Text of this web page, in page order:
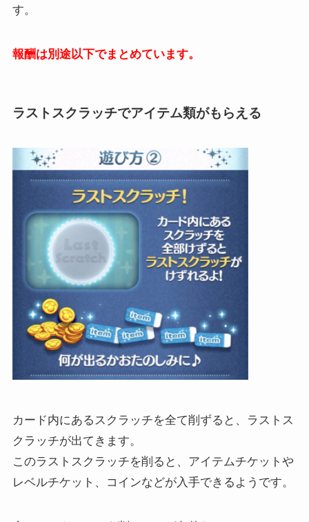
す。
報酬は別途以下でまとめています。
ラストスクラッチでアイテム類がもらえる
カード内にあるスクラッチを全て削ずると、ラストス
クラッチが出てきます。
このラストスクラッチを削ると、アイテムチケットや
レベルチケット、コインなどが入手できるようです。